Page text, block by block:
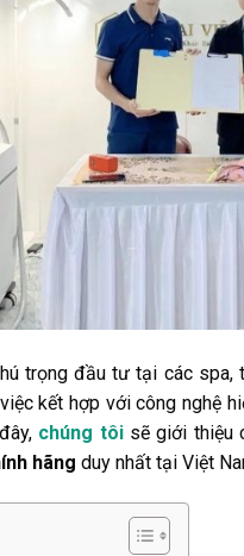
trọng đầu tư tại các spa,
kết hợp với công nghệ
chúng tôisẽ giới thiệu
hãng duy nhất tại Việt